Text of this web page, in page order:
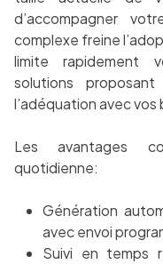
d’accompagner
complexe freine
limite rapidement
solutions
l’adéquation avec vos
Les avantages
quotidienne:
Génération
avec envoi
Suivi en temps